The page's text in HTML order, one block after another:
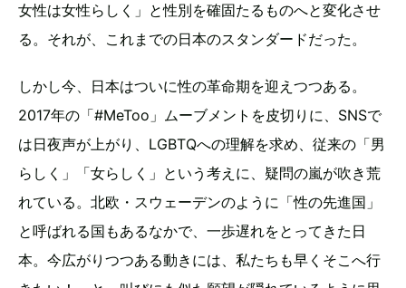
女性は女性らしく」と性別を確固たるものへと変化させ
る。それが、これまでの日本のスタンダードだった。
しかし今、日本はついに性の革命期を迎えつつある。
2017年の「#MeToo」ムーブメントを皮切りに、SNSで
は日夜声が上がり、LGBTQへの理解を求め、従来の「男
らしく」「女らしく」という考えに、疑問の嵐が吹き荒
れている。北欧・スウェーデンのように「性の先進国」
と呼ばれる国もあるなかで、一歩遅れをとってきた日
本。今広がりつつある動きには、私たちも早くそこへ行